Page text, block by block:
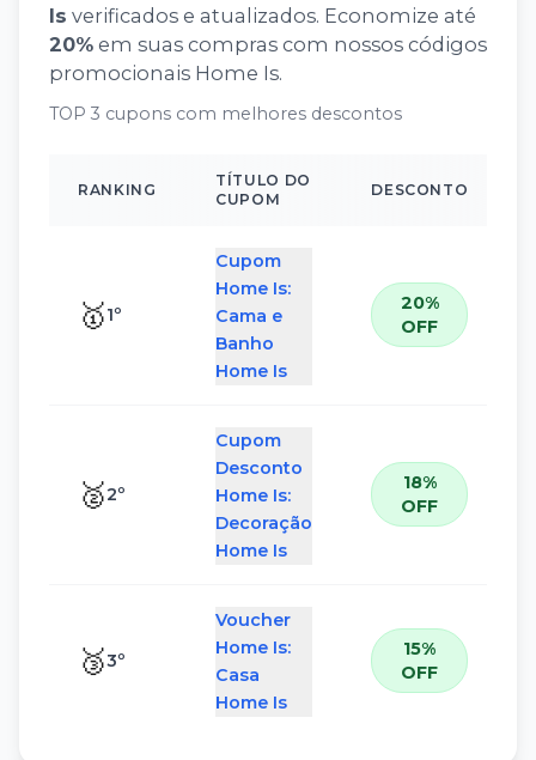
Is verificados e atualizados. Economize até
20%em suas compras com nossos códigos
promocionais Home Is.
TOP 3 cupons com melhores descontos
RANKING
TÍTULO DO
CUPOM
DESCONTO
🥇1º
Cupom
Home Is:
Cama e
Banho
Home Is
20%
OFF
🥈2º
Cupom
Desconto
Home Is:
Decoração
Home Is
18%
OFF
🥉3º
Voucher
Home Is:
Casa
Home Is
15%
OFF